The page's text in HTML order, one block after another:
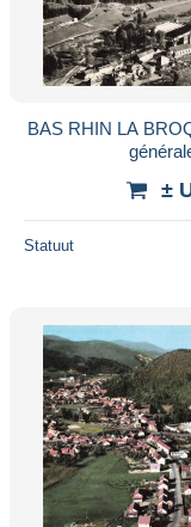
BAS RHIN LA
±
Statuut